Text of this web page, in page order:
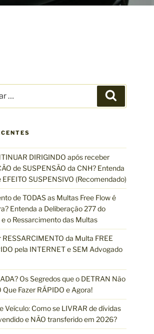
e
s
a
r
DIRIGINDO após receber
de SUSPENSÃO da CNH? Entenda
EFEITO SUSPENSIVO (Recomendado)
de TODAS as Multas Free Flow é
Entenda a Deliberação 277 do
o Ressarcimento das Multas
RESSARCIMENTO da Multa FREE
pela INTERNET e SEM Advogado
Os Segredos que o DETRAN Não
Que Fazer RÁPIDO e Agora!
Veículo: Como se LIVRAR de dívidas
e NÃO transferido em 2026?